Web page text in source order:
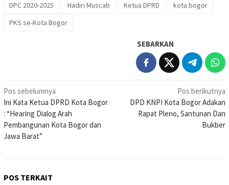
DPC 2020-2025
Hadiri Muscab Ketua DPRD
kota bogor
PKS se-Kota Bogor
SEBARKAN
Navigasi
pos
Pos sebelumnya
Ini Kata Ketua DPRD Kota Bogor
: “Hearing Dialog Arah
Pembangunan Kota Bogor dan
Jawa Barat”
Pos berikutnya
DPD KNPI Kota Bogor Adakan
Rapat Pleno, Santunan Dan
Bukber
POS TERKAIT